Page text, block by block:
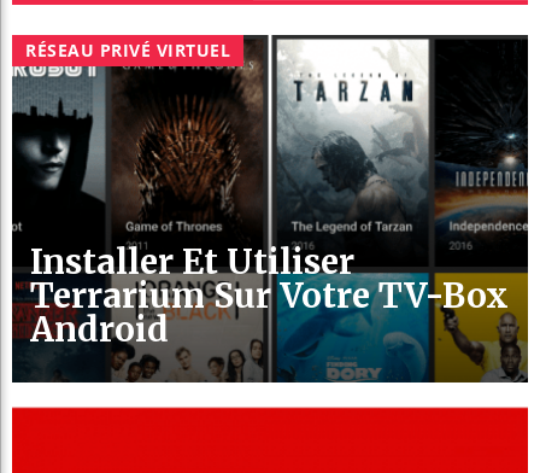
RÉSEAU PRIVÉ VIRTUEL
Installer Et Utiliser
Terrarium Sur Votre TV-Box
Android